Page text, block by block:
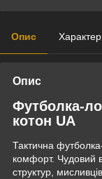
Опис
Опис
Футболка-
котон UA
Тактична
комфорт. Чудовий
структур,